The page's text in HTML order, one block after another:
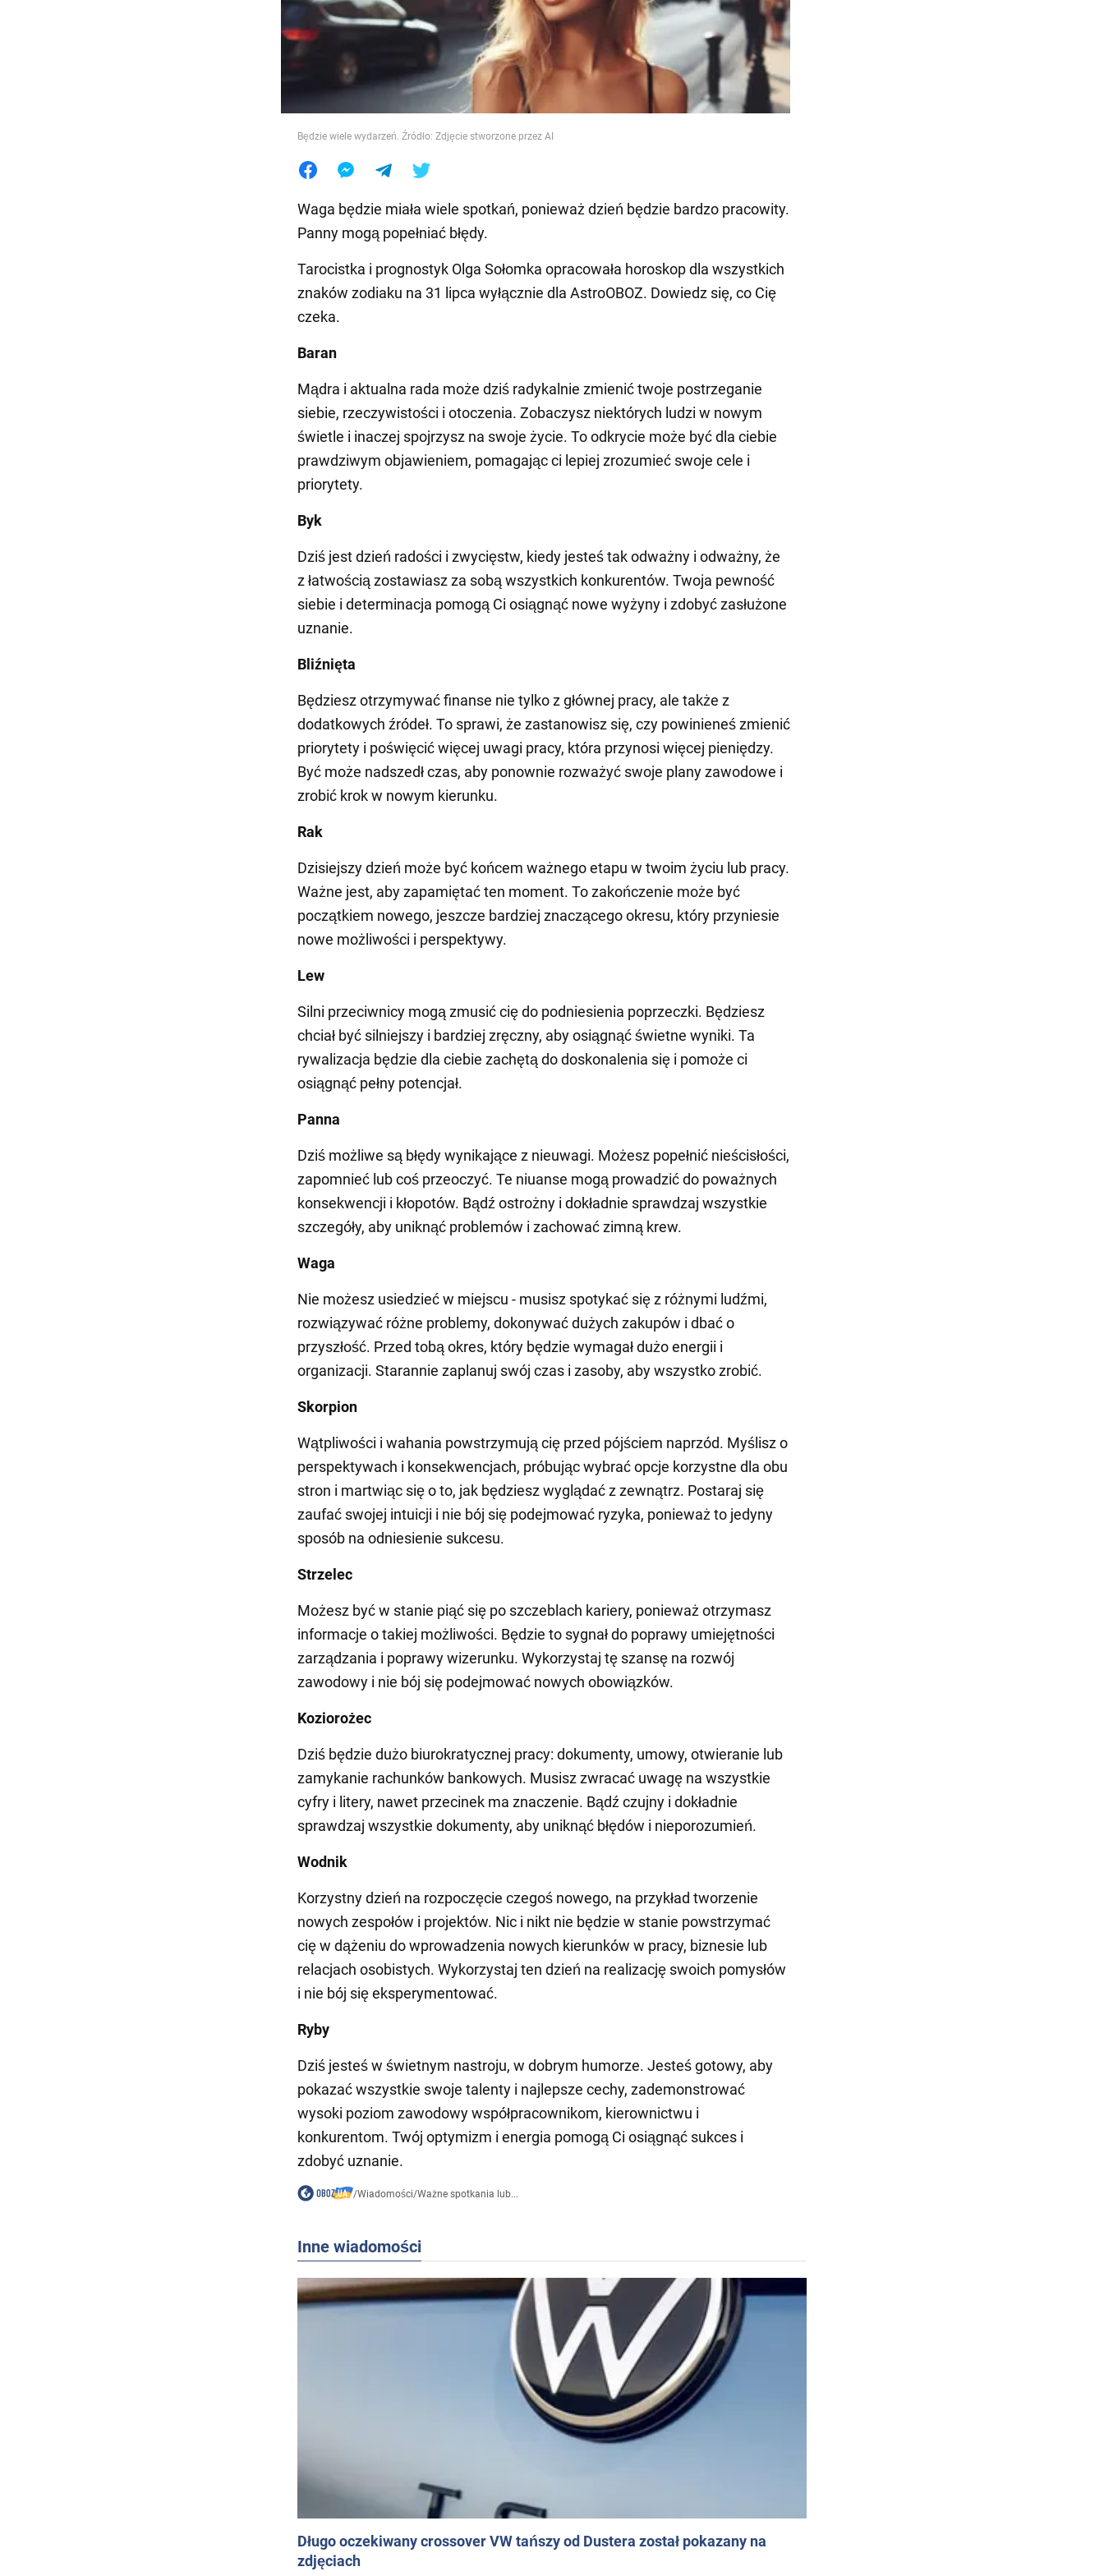
Jedzenie
Będzie wiele wydarzeń. Źródło: Zdjęcie stworzone przez AI
Waga będzie miała wiele spotkań, ponieważ dzień będzie bardzo pracowity.
Panny mogą popełniać błędy.
Tarocistka i prognostyk Olga Sołomka opracowała horoskop dla wszystkich
znaków zodiaku na 31 lipca wyłącznie dla AstroOBOZ. Dowiedz się, co Cię
czeka.
Baran
Mądra i aktualna rada może dziś radykalnie zmienić twoje postrzeganie
siebie, rzeczywistości i otoczenia. Zobaczysz niektórych ludzi w nowym
świetle i inaczej spojrzysz na swoje życie. To odkrycie może być dla ciebie
prawdziwym objawieniem, pomagając ci lepiej zrozumieć swoje cele i
priorytety.
Byk
Dziś jest dzień radości i zwycięstw, kiedy jesteś tak odważny i odważny, że
z łatwością zostawiasz za sobą wszystkich konkurentów. Twoja pewność
siebie i determinacja pomogą Ci osiągnąć nowe wyżyny i zdobyć zasłużone
uznanie.
Bliźnięta
Będziesz otrzymywać finanse nie tylko z głównej pracy, ale także z
dodatkowych źródeł. To sprawi, że zastanowisz się, czy powinieneś zmienić
priorytety i poświęcić więcej uwagi pracy, która przynosi więcej pieniędzy.
Być może nadszedł czas, aby ponownie rozważyć swoje plany zawodowe i
zrobić krok w nowym kierunku.
Rak
Dzisiejszy dzień może być końcem ważnego etapu w twoim życiu lub pracy.
Ważne jest, aby zapamiętać ten moment. To zakończenie może być
początkiem nowego, jeszcze bardziej znaczącego okresu, który przyniesie
nowe możliwości i perspektywy.
Lew
Silni przeciwnicy mogą zmusić cię do podniesienia poprzeczki. Będziesz
chciał być silniejszy i bardziej zręczny, aby osiągnąć świetne wyniki. Ta
rywalizacja będzie dla ciebie zachętą do doskonalenia się i pomoże ci
osiągnąć pełny potencjał.
Panna
Dziś możliwe są błędy wynikające z nieuwagi. Możesz popełnić nieścisłości,
zapomnieć lub coś przeoczyć. Te niuanse mogą prowadzić do poważnych
konsekwencji i kłopotów. Bądź ostrożny i dokładnie sprawdzaj wszystkie
szczegóły, aby uniknąć problemów i zachować zimną krew.
Waga
Nie możesz usiedzieć w miejscu - musisz spotykać się z różnymi ludźmi,
rozwiązywać różne problemy, dokonywać dużych zakupów i dbać o
przyszłość. Przed tobą okres, który będzie wymagał dużo energii i
organizacji. Starannie zaplanuj swój czas i zasoby, aby wszystko zrobić.
Skorpion
Wątpliwości i wahania powstrzymują cię przed pójściem naprzód. Myślisz o
perspektywach i konsekwencjach, próbując wybrać opcje korzystne dla obu
stron i martwiąc się o to, jak będziesz wyglądać z zewnątrz. Postaraj się
zaufać swojej intuicji i nie bój się podejmować ryzyka, ponieważ to jedyny
sposób na odniesienie sukcesu.
Strzelec
Możesz być w stanie piąć się po szczeblach kariery, ponieważ otrzymasz
informacje o takiej możliwości. Będzie to sygnał do poprawy umiejętności
zarządzania i poprawy wizerunku. Wykorzystaj tę szansę na rozwój
zawodowy i nie bój się podejmować nowych obowiązków.
Koziorożec
Dziś będzie dużo biurokratycznej pracy: dokumenty, umowy, otwieranie lub
zamykanie rachunków bankowych. Musisz zwracać uwagę na wszystkie
cyfry i litery, nawet przecinek ma znaczenie. Bądź czujny i dokładnie
sprawdzaj wszystkie dokumenty, aby uniknąć błędów i nieporozumień.
Wodnik
Korzystny dzień na rozpoczęcie czegoś nowego, na przykład tworzenie
nowych zespołów i projektów. Nic i nikt nie będzie w stanie powstrzymać
cię w dążeniu do wprowadzenia nowych kierunków w pracy, biznesie lub
relacjach osobistych. Wykorzystaj ten dzień na realizację swoich pomysłów
i nie bój się eksperymentować.
Ryby
Dziś jesteś w świetnym nastroju, w dobrym humorze. Jesteś gotowy, aby
pokazać wszystkie swoje talenty i najlepsze cechy, zademonstrować
wysoki poziom zawodowy współpracownikom, kierownictwu i
konkurentom. Twój optymizm i energia pomogą Ci osiągnąć sukces i
zdobyć uznanie.
/Wiadomości/Ważne spotkania lub...
Inne wiadomości
Długo oczekiwany crossover VW tańszy od Dustera został pokazany na
zdjęciach